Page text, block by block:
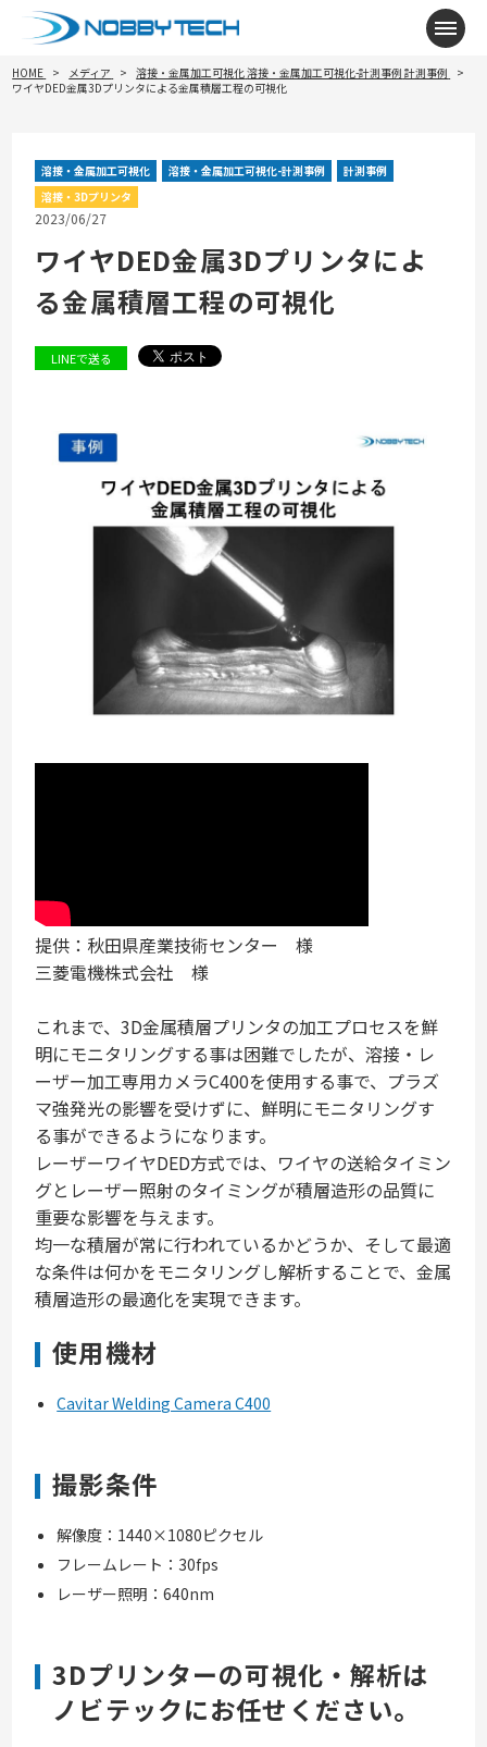
メニ
HOME メディア 溶接・金属加工可視化溶接・金属加工可視化-計測事例 計測事例
ワイヤDED金属3Dプリンタによる金属積層工程の可視化
溶接・金属加工可視化 溶接・金属加工可視化-計測事例
計測事例
溶接・3Dプリンタ
2023/06/27
ワイヤDED金属3Dプリンタによ
る金属積層工程の可視化
LINEで送る
提供：秋田県産業技術センター 様
三菱電機株式会社 様
これまで、3D金属積層プリンタの加工プロセスを鮮
明にモニタリングする事は困難でしたが、溶接・レ
ーザー加工専用カメラC400を使用する事で、プラズ
マ強発光の影響を受けずに、鮮明にモニタリングす
る事ができるようになります。
レーザーワイヤDED方式では、ワイヤの送給タイミン
グとレーザー照射のタイミングが積層造形の品質に
重要な影響を与えます。
均一な積層が常に行われているかどうか、そして最適
な条件は何かをモニタリングし解析することで、金属
積層造形の最適化を実現できます。
使用機材
Cavitar Welding Camera C400
撮影条件
解像度：1440×1080ピクセル
フレームレート：30fps
レーザー照明：640nm
3Dプリンターの可視化・解析は
ノビテックにお任せください。